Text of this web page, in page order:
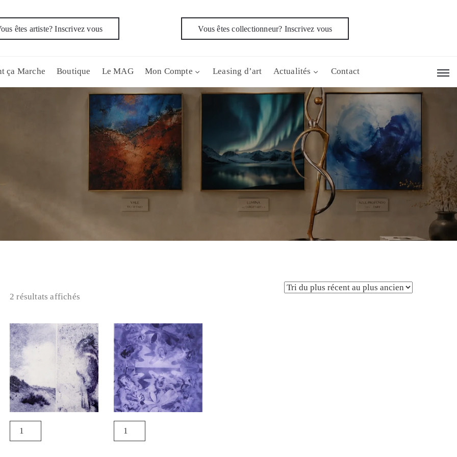
êtes artiste? Inscrivez vous Vous êtes collectionneur? Inscrivez vous
ça Marche Boutique Le MAG Mon Compte Leasing d’art Actualités Contact
2 résultats affichés